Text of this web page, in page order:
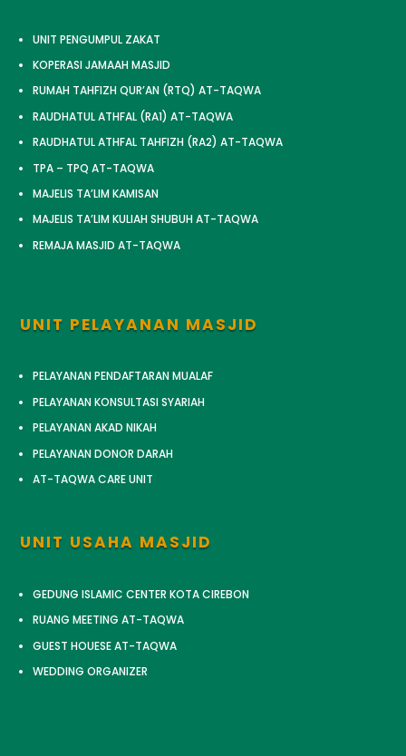
UNIT PENGUMPUL ZAKAT
KOPERASI JAMAAH MASJID
RUMAH TAHFIZH QUR’AN (RTQ) AT-TAQWA
RAUDHATUL ATHFAL (RA1) AT-TAQWA
RAUDHATUL ATHFAL TAHFIZH (RA2) AT-TAQWA
TPA – TPQ AT-TAQWA
MAJELIS TA’LIM KAMISAN
MAJELIS TA’LIM KULIAH SHUBUH AT-TAQWA
REMAJA MASJID AT-TAQWA
UNIT PELAYANAN MASJID
PELAYANAN PENDAFTARAN MUALAF
PELAYANAN KONSULTASI SYARIAH
PELAYANAN AKAD NIKAH
PELAYANAN DONOR DARAH
AT-TAQWA CARE UNIT
UNIT USAHA MASJID
GEDUNG ISLAMIC CENTER KOTA CIREBON
RUANG MEETING AT-TAQWA
GUEST HOUESE AT-TAQWA
WEDDING ORGANIZER